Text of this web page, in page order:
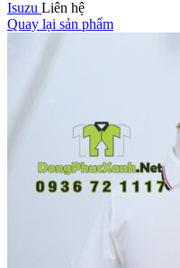
Isuzu Liên hệ
Quay lại sản phẩm